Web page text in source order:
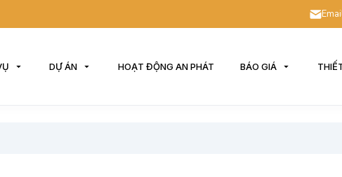
DỰ ÁN HOẠT ĐỘNG AN PHÁT BÁO GIÁ